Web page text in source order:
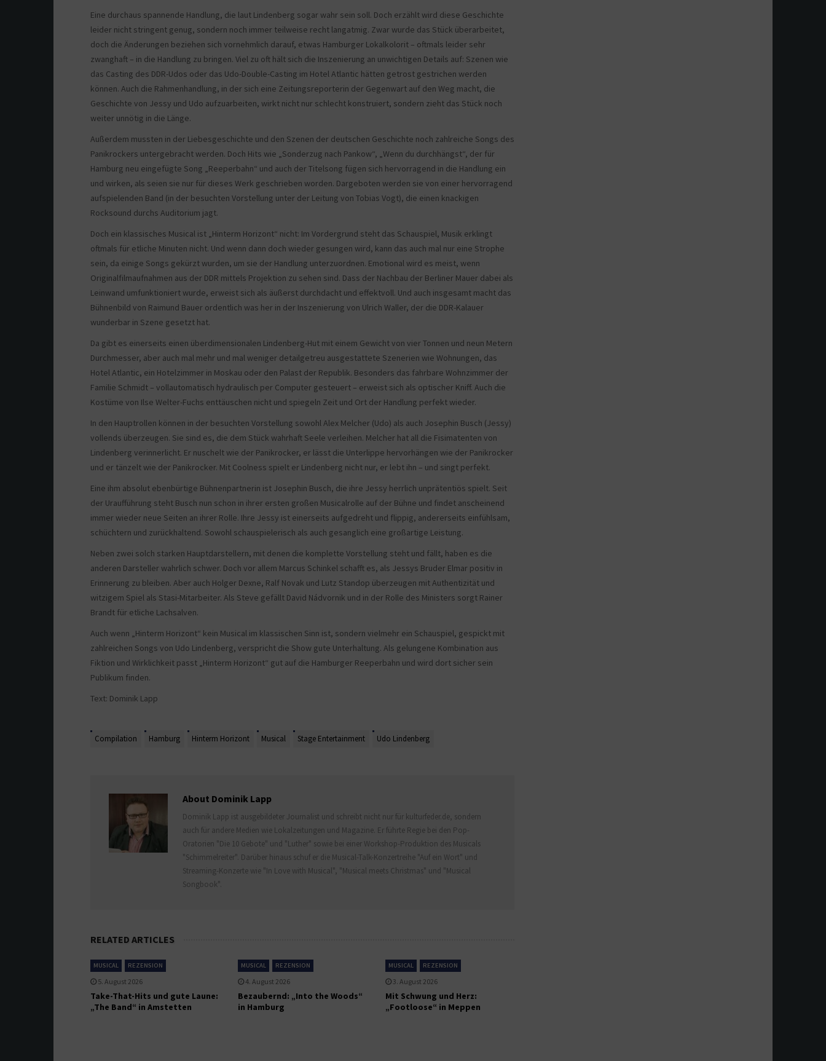
Eine durchaus spannende Handlung, die laut Lindenberg sogar wahr sein soll. Doch erzählt wird diese Geschichte
leider nicht stringent genug, sondern noch immer teilweise recht langatmig. Zwar wurde das Stück überarbeitet,
doch die Änderungen beziehen sich vornehmlich darauf, etwas Hamburger Lokalkolorit – oftmals leider sehr
zwanghaft – in die Handlung zu bringen. Viel zu oft hält sich die Inszenierung an unwichtigen Details auf: Szenen wie
das Casting des DDR-Udos oder das Udo-Double-Casting im Hotel Atlantic hätten getrost gestrichen werden
können. Auch die Rahmenhandlung, in der sich eine Zeitungsreporterin der Gegenwart auf den Weg macht, die
Geschichte von Jessy und Udo aufzuarbeiten, wirkt nicht nur schlecht konstruiert, sondern zieht das Stück noch
weiter unnötig in die Länge.
Außerdem mussten in der Liebesgeschichte und den Szenen der deutschen Geschichte noch zahlreiche Songs des
Panikrockers untergebracht werden. Doch Hits wie „Sonderzug nach Pankow“, „Wenn du durchhängst“, der für
Hamburg neu eingefügte Song „Reeperbahn“ und auch der Titelsong fügen sich hervorragend in die Handlung ein
und wirken, als seien sie nur für dieses Werk geschrieben worden. Dargeboten werden sie von einer hervorragend
aufspielenden Band (in der besuchten Vorstellung unter der Leitung von Tobias Vogt), die einen knackigen
Rocksound durchs Auditorium jagt.
Doch ein klassisches Musical ist „Hinterm Horizont“ nicht: Im Vordergrund steht das Schauspiel, Musik erklingt
oftmals für etliche Minuten nicht. Und wenn dann doch wieder gesungen wird, kann das auch mal nur eine Strophe
sein, da einige Songs gekürzt wurden, um sie der Handlung unterzuordnen. Emotional wird es meist, wenn
Originalfilmaufnahmen aus der DDR mittels Projektion zu sehen sind. Dass der Nachbau der Berliner Mauer dabei als
Leinwand umfunktioniert wurde, erweist sich als äußerst durchdacht und effektvoll. Und auch insgesamt macht das
Bühnenbild von Raimund Bauer ordentlich was her in der Inszenierung von Ulrich Waller, der die DDR-Kalauer
wunderbar in Szene gesetzt hat.
Da gibt es einerseits einen überdimensionalen Lindenberg-Hut mit einem Gewicht von vier Tonnen und neun Metern
Durchmesser, aber auch mal mehr und mal weniger detailgetreu ausgestattete Szenerien wie Wohnungen, das
Hotel Atlantic, ein Hotelzimmer in Moskau oder den Palast der Republik. Besonders das fahrbare Wohnzimmer der
Familie Schmidt – vollautomatisch hydraulisch per Computer gesteuert – erweist sich als optischer Kniff. Auch die
Kostüme von Ilse Welter-Fuchs enttäuschen nicht und spiegeln Zeit und Ort der Handlung perfekt wieder.
In den Hauptrollen können in der besuchten Vorstellung sowohl Alex Melcher (Udo) als auch Josephin Busch (Jessy)
vollends überzeugen. Sie sind es, die dem Stück wahrhaft Seele verleihen. Melcher hat all die Fisimatenten von
Lindenberg verinnerlicht. Er nuschelt wie der Panikrocker, er lässt die Unterlippe hervorhängen wie der Panikrocker
und er tänzelt wie der Panikrocker. Mit Coolness spielt er Lindenberg nicht nur, er lebt ihn – und singt perfekt.
Eine ihm absolut ebenbürtige Bühnenpartnerin ist Josephin Busch, die ihre Jessy herrlich unprätentiös spielt. Seit
der Uraufführung steht Busch nun schon in ihrer ersten großen Musicalrolle auf der Bühne und findet anscheinend
immer wieder neue Seiten an ihrer Rolle. Ihre Jessy ist einerseits aufgedreht und flippig, andererseits einfühlsam,
schüchtern und zurückhaltend. Sowohl schauspielerisch als auch gesanglich eine großartige Leistung.
Neben zwei solch starken Hauptdarstellern, mit denen die komplette Vorstellung steht und fällt, haben es die
anderen Darsteller wahrlich schwer. Doch vor allem Marcus Schinkel schafft es, als Jessys Bruder Elmar positiv in
Erinnerung zu bleiben. Aber auch Holger Dexne, Ralf Novak und Lutz Standop überzeugen mit Authentizität und
witzigem Spiel als Stasi-Mitarbeiter. Als Steve gefällt David Nádvornik und in der Rolle des Ministers sorgt Rainer
Brandt für etliche Lachsalven.
Auch wenn „Hinterm Horizont“ kein Musical im klassischen Sinn ist, sondern vielmehr ein Schauspiel, gespickt mit
zahlreichen Songs von Udo Lindenberg, verspricht die Show gute Unterhaltung. Als gelungene Kombination aus
Fiktion und Wirklichkeit passt „Hinterm Horizont“ gut auf die Hamburger Reeperbahn und wird dort sicher sein
Publikum finden.
Text: Dominik Lapp
Compilation Hamburg Hinterm Horizont Musical Stage Entertainment Udo Lindenberg
About Dominik Lapp
Dominik Lapp ist ausgebildeter Journalist und schreibt nicht nur für kulturfeder.de, sondern
auch für andere Medien wie Lokalzeitungen und Magazine. Er führte Regie bei den Pop-
Oratorien "Die 10 Gebote" und "Luther" sowie bei einer Workshop-Produktion des Musicals
"Schimmelreiter". Darüber hinaus schuf er die Musical-Talk-Konzertreihe "Auf ein Wort" und
Streaming-Konzerte wie "In Love with Musical", "Musical meets Christmas" und "Musical
Songbook".
RELATED ARTICLES
MUSICAL REZENSION
5. August 2026
Take-That-Hits und gute Laune:
„The Band“ in Amstetten
MUSICAL REZENSION
4. August 2026
Bezaubernd: „Into the Woods“
in Hamburg
MUSICAL REZENSION
3. August 2026
Mit Schwung und Herz:
„Footloose“ in Meppen